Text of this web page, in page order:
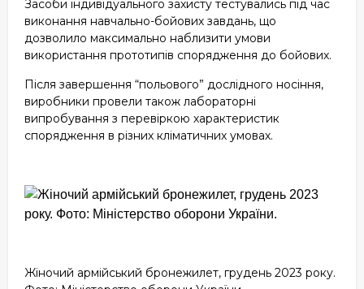
Засоби індивідуального захисту тестувались під час
виконання навчально-бойових завдань, що
дозволило максимально наблизити умови
використання прототипів спорядження до бойових.
Після завершення “польового” дослідного носіння,
виробники провели також лабораторні
випробування з перевіркою характеристик
спорядження в різних кліматичних умовах.
Жіночий армійський бронежилет, грудень 2023 року.